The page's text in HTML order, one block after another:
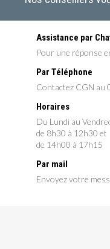
Assistance par
Pour une réponse
Par Téléphone
Contactez CGN au
Horaires
Du Lundi au
de 8h30 à 12h30 et
de 14h00 à 17h15
Par mail
Envoyez votre